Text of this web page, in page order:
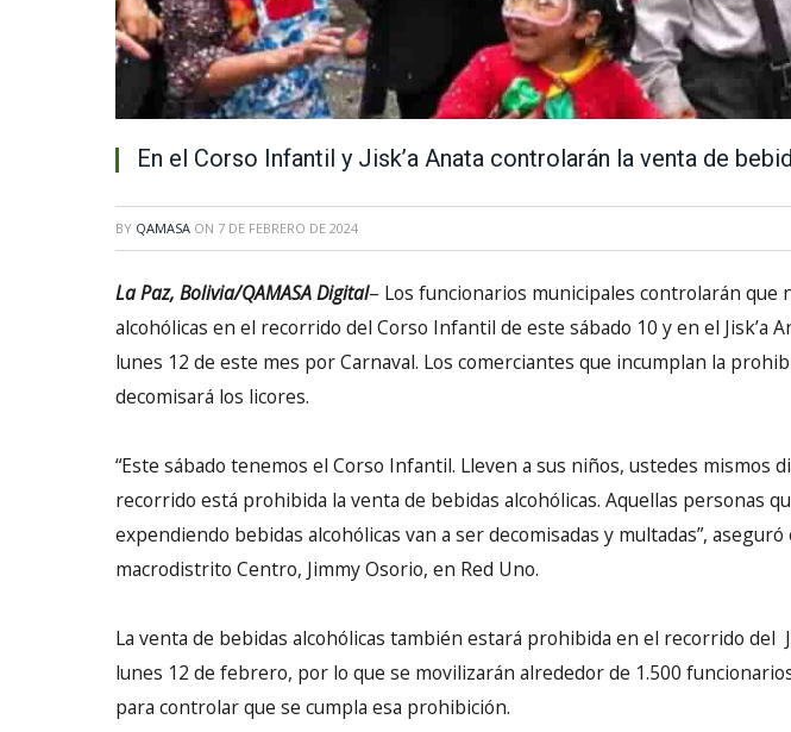
En el Corso Infantil y Jisk’a Anata controlarán la venta de
BY QAMASA ON 7 DE FEBRERO DE 2024
La Paz, Bolivia/QAMASA Digital– Los funcionarios municipales controlarán que
alcohólicas en el recorrido del Corso Infantil de este sábado 10 y en el Jisk’a
lunes 12 de este mes por Carnaval. Los comerciantes que incumplan la
decomisará los licores.
“Este sábado tenemos el Corso Infantil. Lleven a sus niños, ustedes mismos
recorrido está prohibida la venta de bebidas alcohólicas. Aquellas personas
expendiendo bebidas alcohólicas van a ser decomisadas y multadas”, aseguró
macrodistrito Centro, Jimmy Osorio, en Red Uno.
La venta de bebidas alcohólicas también estará prohibida en el recorrido del
lunes 12 de febrero, por lo que se movilizarán alrededor de 1.500
para controlar que se cumpla esa prohibición.